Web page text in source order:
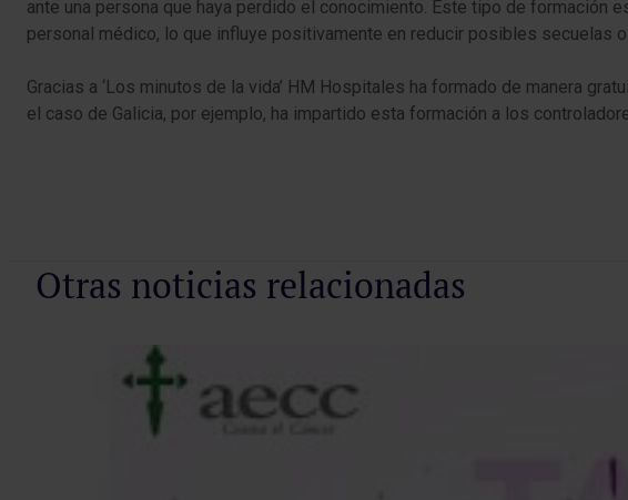
ante una persona que haya perdido el conocimiento. Este tipo de formación
personal médico, lo que influye positivamente en reducir posibles secuelas
Gracias a ‘Los minutos de la vida’ HM Hospitales ha formado de manera
el caso de Galicia, por ejemplo, ha impartido esta formación a los
Otras noticias relacionadas